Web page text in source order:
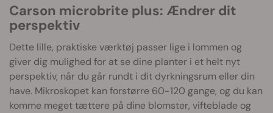
Carson microbrite plus: Ændrer dit
perspektiv
Dette lille, praktiske værktøj passer lige i lommen og
giver dig mulighed for at se dine planter i et helt nyt
perspektiv, når du går rundt i dit dyrkningsrum eller din
have. Mikroskopet kan forstørre 60-120 gange, og du kan
komme meget tættere på dine blomster, vifteblade og